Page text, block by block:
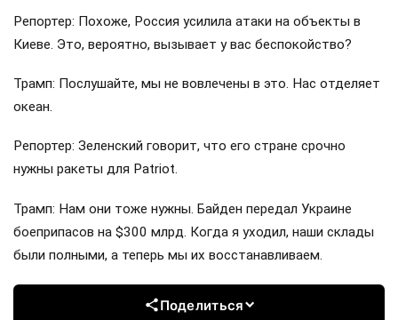
Репортер: Похоже, Россия усилила атаки на объекты в
Киеве. Это, вероятно, вызывает у вас беспокойство?
Трамп: Послушайте, мы не вовлечены в это. Нас отделяет
океан.
Репортер: Зеленский говорит, что его стране срочно
нужны ракеты для Patriot.
Трамп: Нам они тоже нужны. Байден передал Украине
боеприпасов на $300 млрд. Когда я уходил, наши склады
были полными, а теперь мы их восстанавливаем.
Поделиться